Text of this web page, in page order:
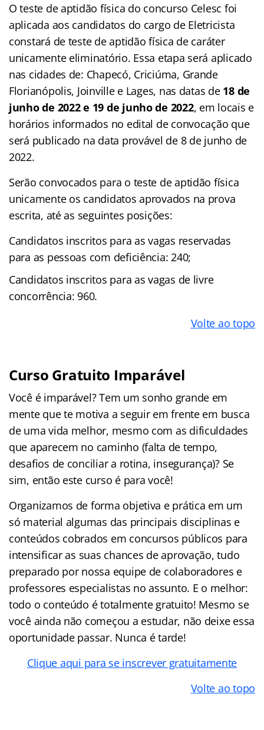
O teste de aptidão física do concurso Celesc foi
aplicada aos candidatos do cargo de Eletricista
constará de teste de aptidão física de caráter
unicamente eliminatório. Essa etapa será aplicado
nas cidades de: Chapecó, Criciúma, Grande
Florianópolis, Joinville e Lages, nas datas de 18 de
junho de 2022 e 19 de junho de 2022, em locais e
horários informados no edital de convocação que
será publicado na data provável de 8 de junho de
2022.
Serão convocados para o teste de aptidão física
unicamente os candidatos aprovados na prova
escrita, até as seguintes posições:
Candidatos inscritos para as vagas reservadas
para as pessoas com deficiência: 240;
Candidatos inscritos para as vagas de livre
concorrência: 960.
Volte ao topo
Curso Gratuito Imparável
Você é imparável? Tem um sonho grande em
mente que te motiva a seguir em frente em busca
de uma vida melhor, mesmo com as dificuldades
que aparecem no caminho (falta de tempo,
desafios de conciliar a rotina, insegurança)? Se
sim, então este curso é para você!
Organizamos de forma objetiva e prática em um
só material algumas das principais disciplinas e
conteúdos cobrados em concursos públicos para
intensificar as suas chances de aprovação, tudo
preparado por nossa equipe de colaboradores e
professores especialistas no assunto. E o melhor:
todo o conteúdo é totalmente gratuito! Mesmo se
você ainda não começou a estudar, não deixe essa
oportunidade passar. Nunca é tarde!
Clique aqui para se inscrever gratuitamente
Volte ao topo